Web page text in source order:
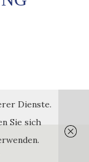
Dienste.
Sie sich